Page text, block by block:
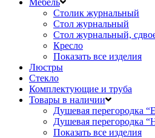
Столик журнальный
Стол журнальный
Стол журнальный,
Кресло
Показать все изделия
Люстры
Стекло
Комплектующие и труба
Товары в наличии
Душевая перегородка
Душевая перегородка
Показать все изделия